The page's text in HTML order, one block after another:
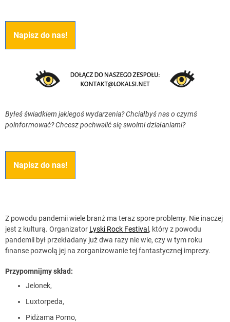
Napisz do nas!
Byłeś świadkiem jakiegoś wydarzenia? Chciałbyś nas o czymś
poinformować? Chcesz pochwalić się swoimi działaniami?
Napisz do nas!
Z powodu pandemii wiele branż ma teraz spore problemy. Nie inaczej
jest z kulturą. Organizator Lyski Rock Festival , który z powodu
pandemii był przekładany już dwa razy nie wie, czy w tym roku
finanse pozwolą jej na zorganizowanie tej fantastycznej imprezy.
Przypomnijmy skład:
Jelonek,
Luxtorpeda,
Pidżama Porno,